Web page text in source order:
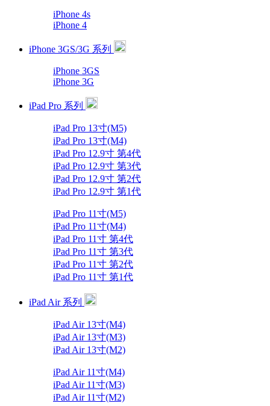
iPhone 4s
iPhone 4
iPhone 3GS/3G 系列
iPhone 3GS
iPhone 3G
iPad Pro 系列
iPad Pro 13寸(M5)
iPad Pro 13寸(M4)
iPad Pro 12.9寸 第4代
iPad Pro 12.9寸 第3代
iPad Pro 12.9寸 第2代
iPad Pro 12.9寸 第1代
iPad Pro 11寸(M5)
iPad Pro 11寸(M4)
iPad Pro 11寸 第4代
iPad Pro 11寸 第3代
iPad Pro 11寸 第2代
iPad Pro 11寸 第1代
iPad Air 系列
iPad Air 13寸(M4)
iPad Air 13寸(M3)
iPad Air 13寸(M2)
iPad Air 11寸(M4)
iPad Air 11寸(M3)
iPad Air 11寸(M2)